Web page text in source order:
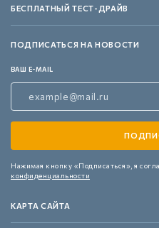
БЕСПЛАТНЫЙ ТЕСТ-ДРАЙВ
ПОДПИСАТЬСЯ НА НОВОСТИ
ВАШ E-MAIL
Нажимая кнопку «Подписаться», я
конфиденциальности
КАРТА САЙТА